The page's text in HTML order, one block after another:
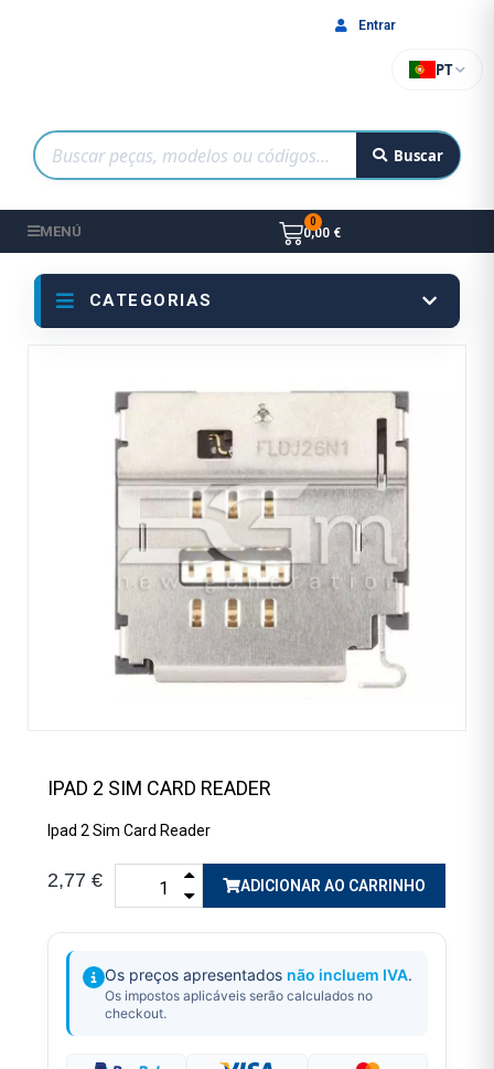
Buscar
PT
Entrar
MENÚ 0,00 €
CATEGORIAS
IPAD 2 SIM CARD READER
Ipad 2 Sim Card Reader
2,77 € ADICIONAR AO CARRINHO
Os preços apresentados não incluem IVA.
Os impostos aplicáveis serão calculados no
checkout.